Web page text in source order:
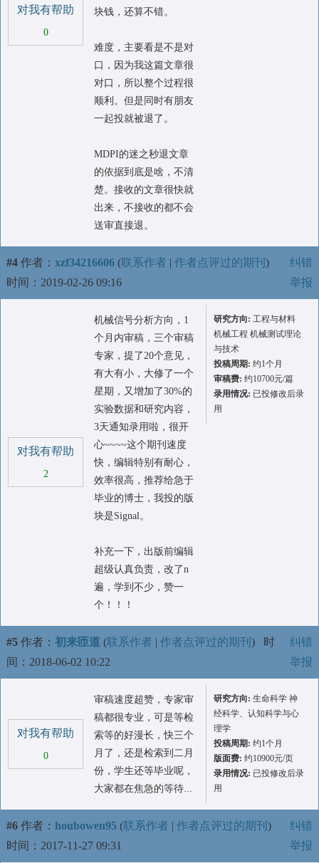
对我有帮助
0
块钱，还算不错。
难度，主要看是不是对
口，因为我这篇文章很
对口，所以整个过程很
顺利。但是同时有朋友
一起投就被退了。
MDPI的迷之秒退文章
的依据到底是啥，不清
楚。接收的文章很快就
出来，不接收的都不会
送审直接退。
#4 作者： xzf34216606 (联系作者 | 作者点评过的期刊 )
时间：2019-02-26 09:16
纠错
举报
对我有帮助
2
机械信号分析方向，1
个月内审稿，三个审稿
专家，提了20个意见，
有大有小，大修了一个
星期，又增加了30%的
实验数据和研究内容，
3天通知录用啦，很开
心~~~~这个期刊速度
快，编辑特别有耐心，
效率很高，推荐给急于
毕业的博士，我投的版
块是Signal。
补充一下，出版前编辑
超级认真负责，改了n
遍，学到不少，赞一
个！！！
研究方向: 工程与材料
机械工程 机械测试理论
与技术
投稿周期: 约1个月
审稿费: 约10700元/篇
录用情况: 已投修改后录
用
#5 作者： 初来匝道 (联系作者 | 作者点评过的期刊 ) 时
间：2018-06-02 10:22
纠错
举报
对我有帮助
0
审稿速度超赞，专家审
稿都很专业，可是等检
索等的好漫长，快三个
月了，还是检索到二月
份，学生还等毕业呢，
大家都在焦急的等待...
研究方向: 生命科学 神
经科学、认知科学与心
理学
投稿周期: 约1个月
版面费: 约10900元/页
录用情况: 已投修改后录
用
#6 作者： houbowen95 (联系作者 | 作者点评过的期刊 )
时间：2017-11-27 09:31
纠错
举报